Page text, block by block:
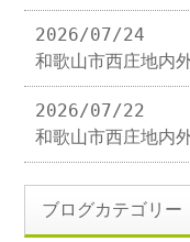
2026/07/24
和歌山市西庄地内
2026/07/22
和歌山市西庄地内
ブログカテゴリー